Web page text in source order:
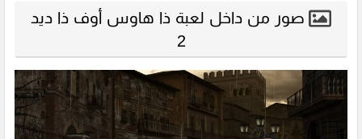
صور من داخل لعبة ذا هاوس أوف ذا ديد
2